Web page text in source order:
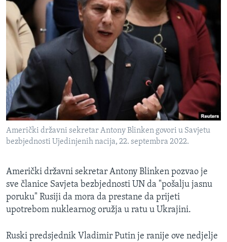
Američki državni sekretar Antony Blinken govori u Savjetu
bezbjednosti Ujedinjenih nacija, 22. septembra 2022.
Američki državni sekretar Antony Blinken pozvao je
sve članice Savjeta bezbjednosti UN da "pošalju jasnu
poruku" Rusiji da mora da prestane da prijeti
upotrebom nuklearnog oružja u ratu u Ukrajini.
Ruski predsjednik Vladimir Putin je ranije ove nedjelje